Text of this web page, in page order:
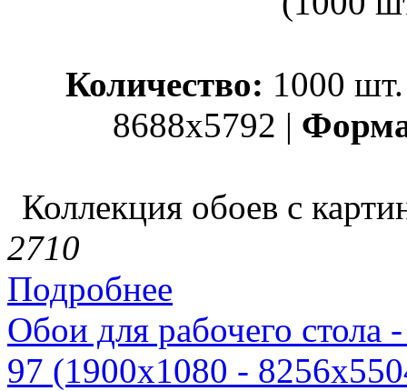
Количество: 1000
8688x5792 |
Коллекция обоев с
2710
Подробнее
Обои для рабочего
97 (1900x1080 -